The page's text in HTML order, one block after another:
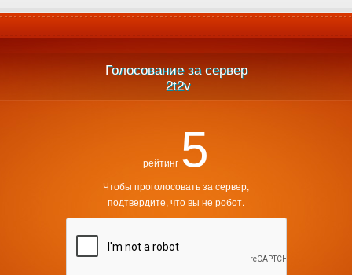
Голосование за сервер
2t2v
рейтинг 5
Чтобы проголосовать за сервер,
подтвердите, что вы не робот.